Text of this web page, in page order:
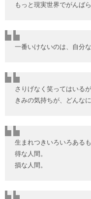
もっと現実世界でがんばら
一番いけないのは、自分
さりげなく笑ってはいる
きみの気持ちが、どんな
生まれつきいろいろあるも
得な人間。
損な人間。